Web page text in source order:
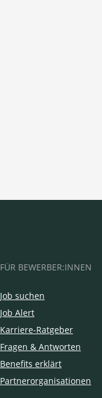
FÜR BEWERBER:INNEN
Job suchen
Job Alert
Karriere-Ratgeber
Fragen & Antworten
Benefits erklärt
Partnerorganisationen